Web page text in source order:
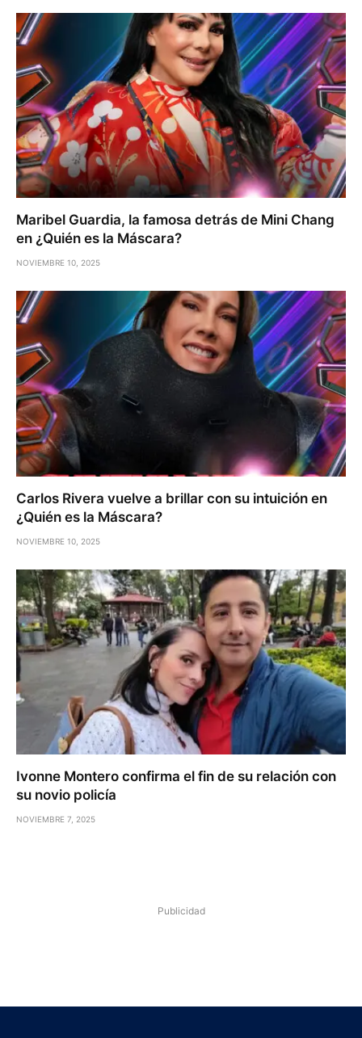
Maribel Guardia, la famosa detrás de Mini Chang
en ¿Quién es la Máscara?
NOVIEMBRE 10, 2025
Carlos Rivera vuelve a brillar con su intuición en
¿Quién es la Máscara?
NOVIEMBRE 10, 2025
Ivonne Montero confirma el fin de su relación con
su novio policía
NOVIEMBRE 7, 2025
Publicidad